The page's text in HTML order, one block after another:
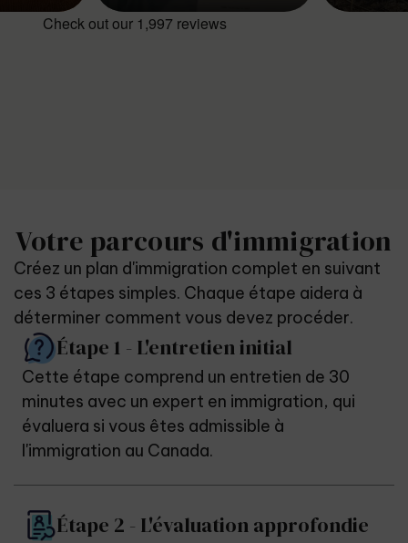
Votre parcours d'immigration
Créez un plan d'immigration complet en suivant
ces 3 étapes simples. Chaque étape aidera à
déterminer comment vous devez procéder.
Étape 1 - L'entretien initial
Cette étape comprend un entretien de 30
minutes avec un expert en immigration, qui
évaluera si vous êtes admissible à
l'immigration au Canada.
Étape 2 - L'évaluation approfondie